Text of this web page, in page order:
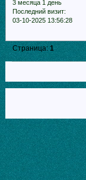
3 месяца 1 день
Последний визит:
03-10-2025 13:56:28
Страница:1